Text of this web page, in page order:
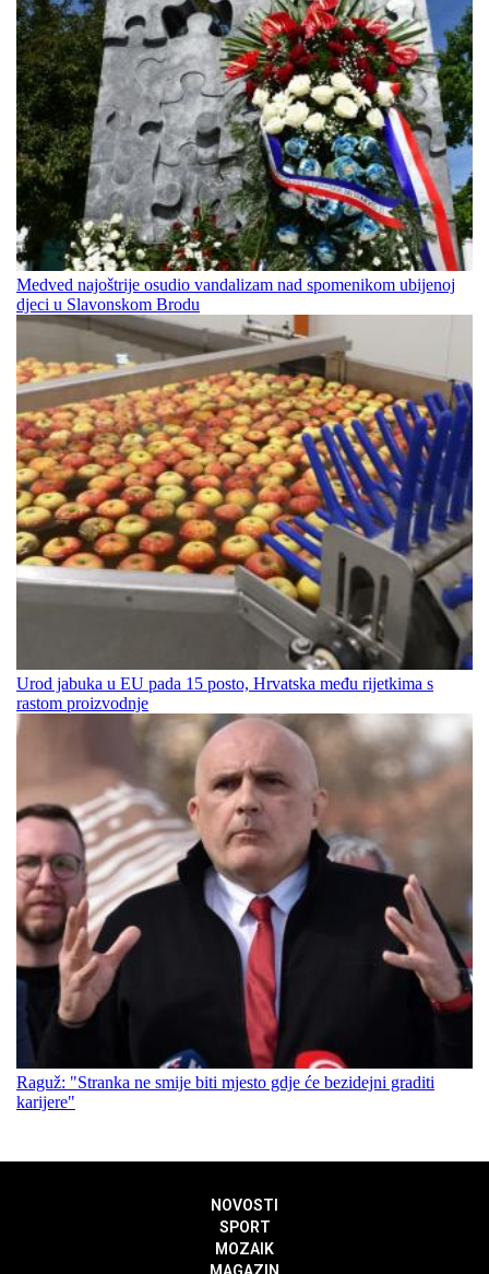
Medved najoštrije osudio vandalizam nad spomenikom ubijenoj
djeci u Slavonskom Brodu
Urod jabuka u EU pada 15 posto, Hrvatska među rijetkima s
rastom proizvodnje
Raguž: "Stranka ne smije biti mjesto gdje će bezidejni graditi
karijere"
NOVOSTI
SPORT
MOZAIK